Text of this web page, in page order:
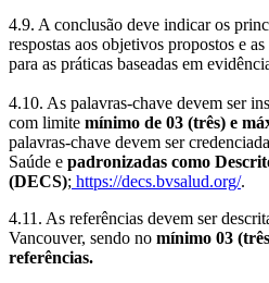
4.9. A conclusão deve indicar os
respostas aos objetivos propostos e
para as práticas baseadas em
4.10. As palavras-chave devem ser
com limite mínimo de 03 (três) e
palavras-chave devem ser
Saúde e padronizadas como
(DECS); https://decs.bvsalud.org/.
4.11. As referências devem ser
Vancouver, sendo no mínimo 03
referências.